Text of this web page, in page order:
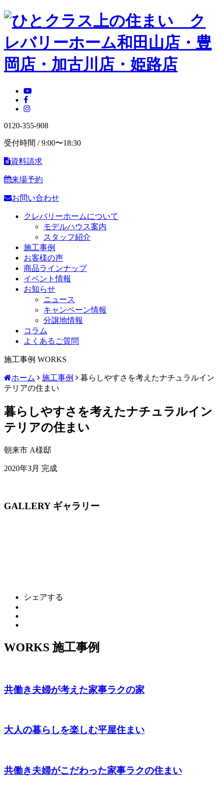
0120-355-908
受付時間 / 9:00〜18:30
資料請求
来場予約
お問い合わせ
クレバリーホームについて
モデルハウス案内
スタッフ紹介
施工事例
お客様の声
商品ラインナップ
イベント情報
お知らせ
ニュース
キャンペーン情報
分譲地情報
コラム
よくあるご質問
施工事例 WORKS
ホーム 施工事例
暮らしやすさを考えたナチュラルイン
テリアの住まい
暮らしやすさを考えたナチュラルイン
テリアの住まい
朝来市 A様邸
2020年3月 完成
GALLERY ギャラリー
シェアする
WORKS 施工事例
共働き夫婦が考えた家事ラクの家
大人の暮らしを楽しむ平屋住まい
共働き夫婦がこだわった家事ラクの住まい